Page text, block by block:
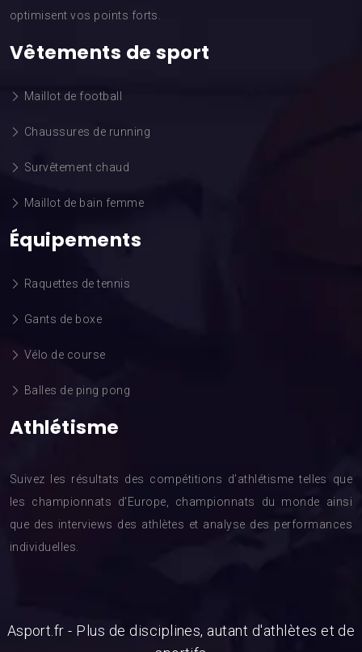
optimisent vos points forts.
Vêtements de sport
Maillot de football
Chaussures de running
Survêtement chaud
Maillot de bain femme
Équipements
Raquettes de tennis
Gants de boxe
Vélo de course
Balles de ping pong
Athlétisme
Suivez les résultats des compétitions d’athlétisme telles que
les championnats d’Europe, championnats du monde ainsi
que des interviews des athlètes et analyse des performances
individuelles.
Asport.fr - Plus de disciplines, autant d'athlètes et de